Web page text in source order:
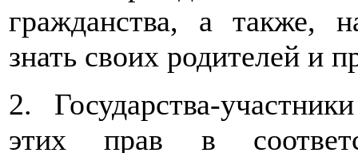
гражданства, а также,
знать своих родителей и
2. Государства-
этих прав в